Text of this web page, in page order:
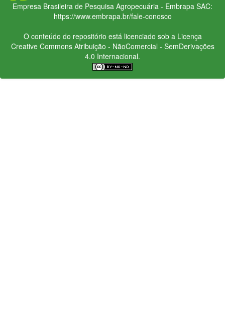
Empresa Brasileira de Pesquisa Agropecuária - Embrapa SAC:
https://www.embrapa.br/fale-conosco
O conteúdo do repositório está licenciado sob a Licença
Creative CommonsAtribuição - NãoComercial - SemDerivações
4.0 Internacional.